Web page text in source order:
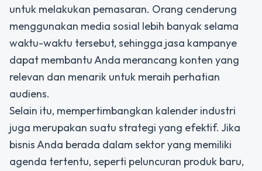
untuk melakukan pemasaran. Orang cenderung
menggunakan media sosial lebih banyak selama
waktu-waktu tersebut, sehingga jasa kampanye
dapat membantu Anda merancang konten yang
relevan dan menarik untuk meraih perhatian
audiens.
Selain itu, mempertimbangkan kalender industri
juga merupakan suatu strategi yang efektif. Jika
bisnis Anda berada dalam sektor yang memiliki
agenda tertentu, seperti peluncuran produk baru,